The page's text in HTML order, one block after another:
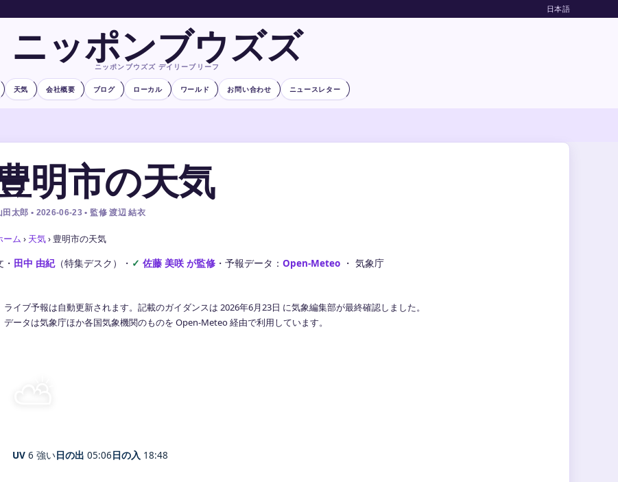
日本語
ニッポンブウズズ
ニッポンブウズズ デイリーブリーフ
天気 会社概要 ブログ ローカル ワールド お問い合わせ ニュースレター
明市の天気
田太郎 • 2026-06-23 • 監修 渡辺 結衣
ーム › 天気› 豊明市の天気
・ 田中 由紀（特集デスク） ・ 佐藤 美咲 が監修 ・ 予報データ： Open-Meteo ・ 気象庁
ライブ予報は自動更新されます。記載のガイダンスは 2026年6月23日 に気象編集部が最終確認しました。
データは気象庁ほか各国気象機関のものを Open-Meteo 経由で利用しています。
UV 6 強い日の出 05:06日の入 18:48